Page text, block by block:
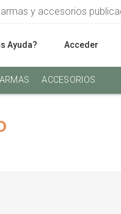
y accesorios
Ayuda? Acceder
ACCESORIOS